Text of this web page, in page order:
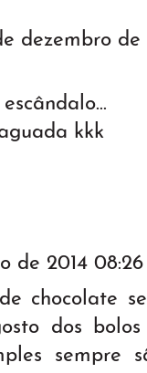
dezembro de
kkk
de 2014 08:26
chocolate
dos
sempre